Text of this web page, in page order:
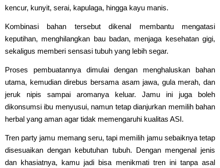
kencur, kunyit, serai, kapulaga, hingga kayu manis.
Kombinasi bahan tersebut dikenal membantu mengatasi
keputihan, menghilangkan bau badan, menjaga kesehatan gigi,
sekaligus memberi sensasi tubuh yang lebih segar.
Proses pembuatannya dimulai dengan menghaluskan bahan
utama, kemudian direbus bersama asam jawa, gula merah, dan
jeruk nipis sampai aromanya keluar. Jamu ini juga boleh
dikonsumsi ibu menyusui, namun tetap dianjurkan memilih bahan
herbal yang aman agar tidak memengaruhi kualitas ASI.
Tren party jamu memang seru, tapi memilih jamu sebaiknya tetap
disesuaikan dengan kebutuhan tubuh. Dengan mengenal jenis
dan khasiatnya, kamu jadi bisa menikmati tren ini tanpa asal